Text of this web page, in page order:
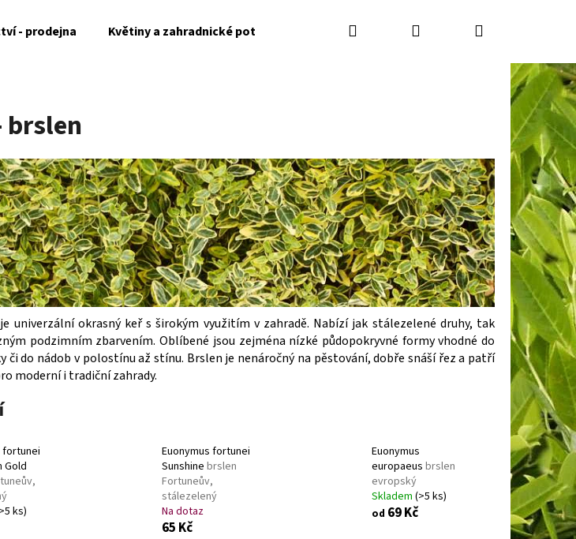
- prodejna Květiny a zahradnické potřeby Kontakty Jak nakupovat
Hledat PřihlášeníNákupní
košík
brslen
je univerzální okrasný keř s širokým využitím v zahradě. Nabízí jak stálezelené druhy, tak
podzimním zbarvením. Oblíbené jsou zejména nízké půdopokryvné formy vhodné do
či do nádob v polostínu až stínu. Brslen je nenáročný na pěstování, dobře snáší řez a patří
moderní i tradiční zahrady.
fortunei
Gold
ks)
Euonymus fortunei
Sunshine brslen
Fortuneův,
stálezelený
Na dotaz
65 Kč
Euonymus
europaeus brslen
evropský
Skladem (>5 ks)
od 69 Kč
najít?
Následující
BARVÍNEK VINCA MINOR BLUE BARVÍNEK MENŠÍ
59 Kč